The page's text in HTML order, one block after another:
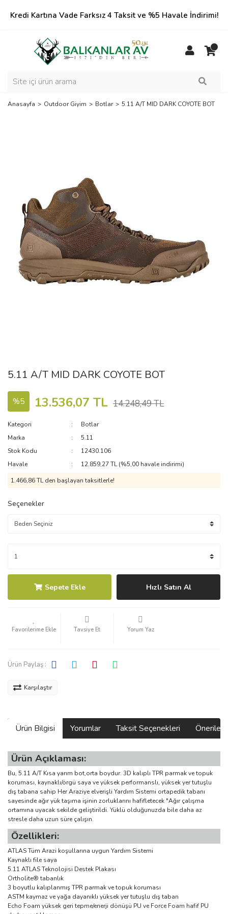
Kredi Kartına Vade Farksız 4 Taksit ve %5 Havale İndirimi!
Anasayfa Outdoor Giyim Botlar 5.11 A/T MID DARK COYOTE BOT
5.11 A/T MID DARK COYOTE BOT
%5 13.536,07 TL 14.248,49 TL
Kategori
Botlar
Marka
5.11
Stok Kodu
12430.106
Havale
12.859,27 TL (%5,00 havale indirimi)
1.466,86 TL den başlayan taksitlerle!
Seçenekler
Sepete Ekle Hızlı Satın Al
Tavsiye Et Yorum Yaz
Ürün Paylaş :
Karşılaştır
Ürün Bilgisi Yorumlar Taksit Seçenekleri
Ürün Açıklaması:
Bu, 5.11 A/T Kısa yarım bot,orta boydur. 3D kalıplı TPR parmak ve topuk
koruması, kaynaklı/örgü saya ve yüksek performanslı, yüksek yer tutuşlu
dış tabana sahip Her Araziye elverişli Yardım Sistemi ortapedik tabanı
sayesinde ağır yük taşıma işinin zorluklarını hafifletecek "Ağır çalışma
ortamına uyacak sekilde geliştirildi. Yüklü olduğunuzda bile daha az
stresle daha uzun süre çalışın.
Özellikleri:
ATLAS Tüm Arazi koşullarına uygun Yardım Sistemi
Kaynaklı file saya
5.11 ATLAS Teknolojisi Destek Plakası
Ortholite® tabanlık
3 boyutlu kalıplanmış TPR parmak ve topuk koruması
ASTM kaymaz ve yağa dayanıklı yüksek yer tutuşlu dış taban
Echo Foam yüksek geri tepme/enerji dönüşü PU ve Force Foam hafif PU